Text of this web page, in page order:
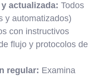
actualizada: Todos
y automatizados)
con instructivos
flujo y protocolos de
regular: Examina